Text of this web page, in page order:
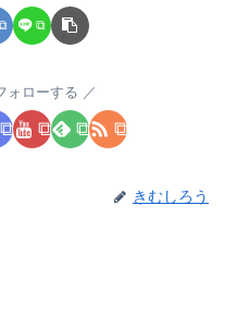
ォローする
きむしろう